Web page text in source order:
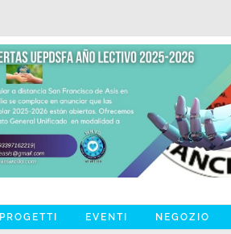
PROGETTI EVENTI NEGOZIO